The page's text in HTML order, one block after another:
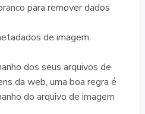
para remover dados
de imagem
dos seus arquivos de
da web, uma boa regra é
do arquivo de imagem